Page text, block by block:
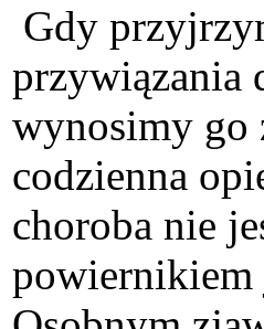
Gdy
przywiązania
wynosimy go
codzienna
choroba nie
powiernikiem